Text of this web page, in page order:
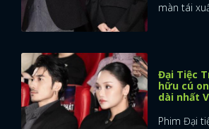
màn tái
Đại Tiệc
hữu cú
dài nhất
Phim Đại